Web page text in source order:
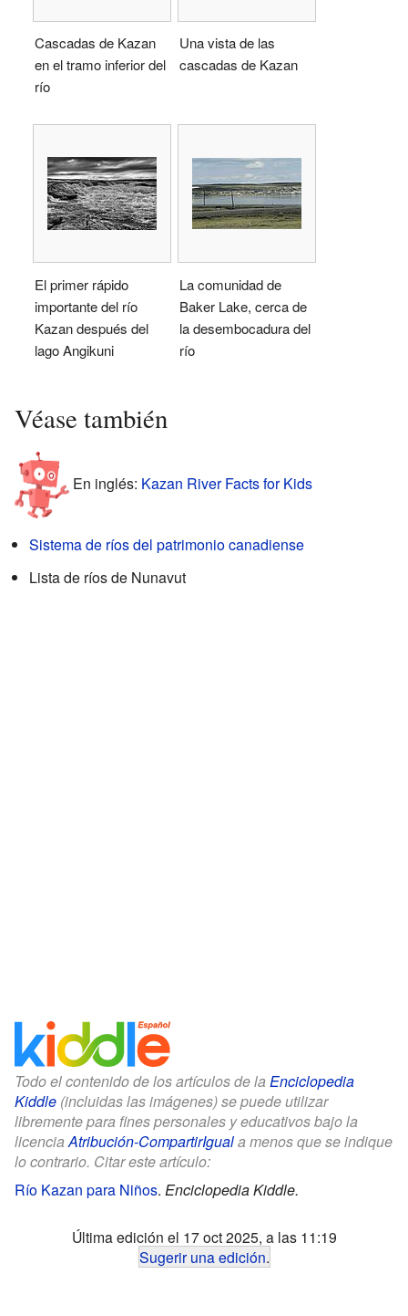
Cascadas de Kazan
en el tramo inferior del
río
Una vista de las
cascadas de Kazan
El primer rápido
importante del río
Kazan después del
lago Angikuni
La comunidad de
Baker Lake, cerca de
la desembocadura del
río
Véase también
En inglés: Kazan River Facts for Kids
Sistema de ríos del patrimonio canadiense
Lista de ríos de Nunavut
Todo el contenido de los artículos de la Enciclopedia
Kiddle (incluidas las imágenes) se puede utilizar
libremente para fines personales y educativos bajo la
licenciaAtribución-CompartirIguala menos que se indique
lo contrario. Citar este artículo:
Río Kazan para Niños. Enciclopedia Kiddle.
Última edición el 17 oct 2025, a las 11:19
Sugerir una edición.